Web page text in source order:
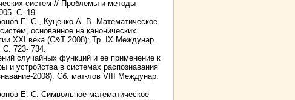
систем // Проблемы и методы
С. 19.
Е. С., Куценко А. В. Математическое
основанное на канонических
XXI века (C&T 2008): Тр. IX Междунар.
723- 734.
случайных функций и ее применение к
и устройства в системах распознавания
2008): Сб. мат-лов VIII Междунар.
Е. С. Символьное математическое